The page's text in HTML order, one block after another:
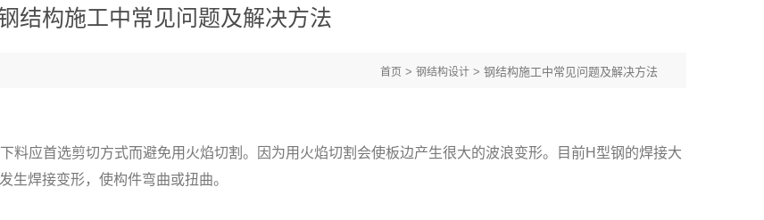
结构施工中常见问题及解决方法
首页 > 钢结构设计 > 钢结构施工中常见问题及解决方法
料应首选剪切方式而避免用火焰切割。因为用火焰切割会使板边产生很大的波浪变形。目前H型钢的焊接大
生焊接变形，使构件弯曲或扭曲。